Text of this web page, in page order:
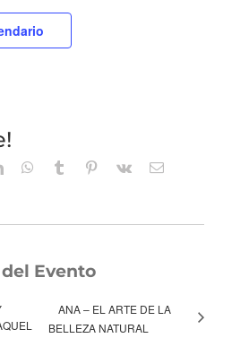
LinkedInWhatsApp
Tumblr Pinterest
Vk
Correo
Evento
ANA – EL ARTE DE LA
BELLEZA NATURAL